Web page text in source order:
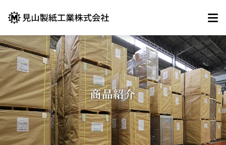
商品紹介